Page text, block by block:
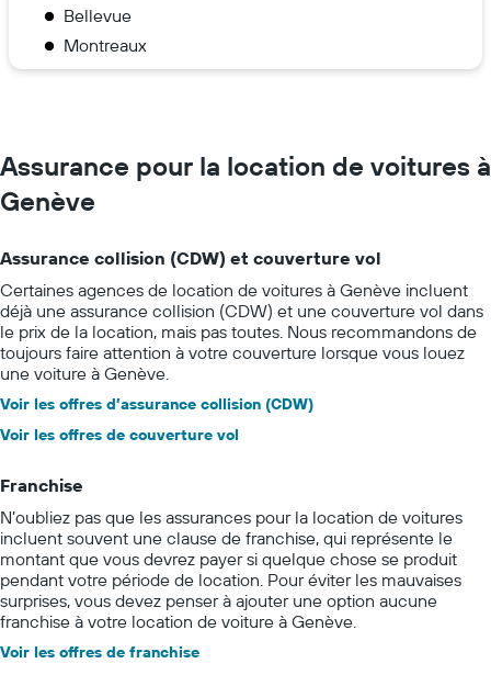
Bellevue
Montreaux
Assurance pour la location de voitures à
Genève
Assurance collision (CDW) et couverture vol
Certaines agences de location de voitures à Genève incluent
déjà une assurance collision (CDW) et une couverture vol dans
le prix de la location, mais pas toutes. Nous recommandons de
toujours faire attention à votre couverture lorsque vous louez
une voiture à Genève.
Voir les offres d’assurance collision (CDW)
Voir les offres de couverture vol
Franchise
N’oubliez pas que les assurances pour la location de voitures
incluent souvent une clause de franchise, qui représente le
montant que vous devrez payer si quelque chose se produit
pendant votre période de location. Pour éviter les mauvaises
surprises, vous devez penser à ajouter une option aucune
franchise à votre location de voiture à Genève.
Voir les offres de franchise